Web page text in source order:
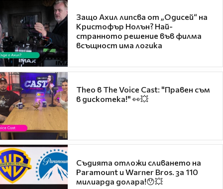
Защо Ахил липсва от „Одисей“ на
Кристофър Нолън? Най-
странното решение във филма
всъщност има логика
Theo в The Voice Cast: "Правен съм
в дискотека!" 👀💥
Съдията отложи сливането на
Paramount и Warner Bros. за 110
милиарда долара!😯💥